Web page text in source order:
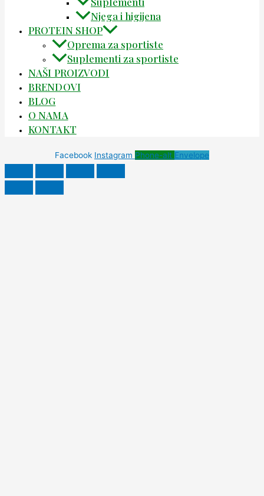
Njega i higijena
PROTEIN SHOP
Oprema za sportiste
Suplementi za sportiste
NAŠI PROIZVODI
BRENDOVI
BLOG
O NAMA
KONTAKT
Facebook Instagram Phone-alt Envelope